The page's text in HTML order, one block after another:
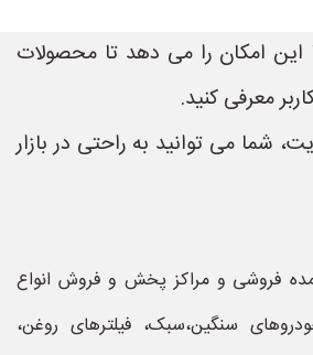
این امکان را می دهد تا محصولات
معرفی کنید.
شما می توانید به راحتی در بازار
فروشی و مراکز پخش و فروش انواع
سنگین،سبک، فیلترهای روغن،